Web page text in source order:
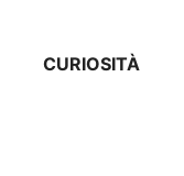
CURIOSITÀ